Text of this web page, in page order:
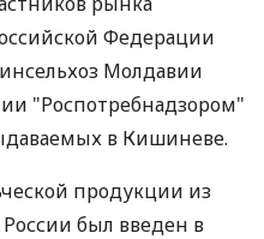
Федерации
Молдавии
"Роспотребнадзором"
в Кишиневе.
продукции из
был введен в